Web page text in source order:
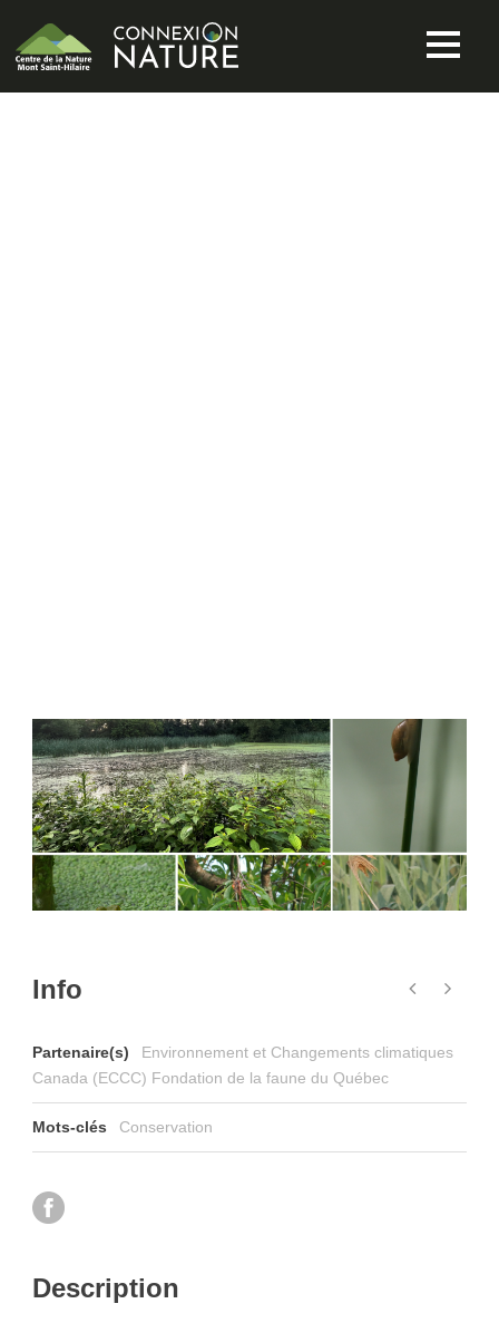
Info
Partenaire(s)
Environnement et Changements climatiques
Canada (ECCC) Fondation de la faune du Québec
Mots-clés Conservation
Description